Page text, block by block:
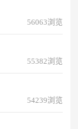
56063浏览
55382浏览
54239浏览